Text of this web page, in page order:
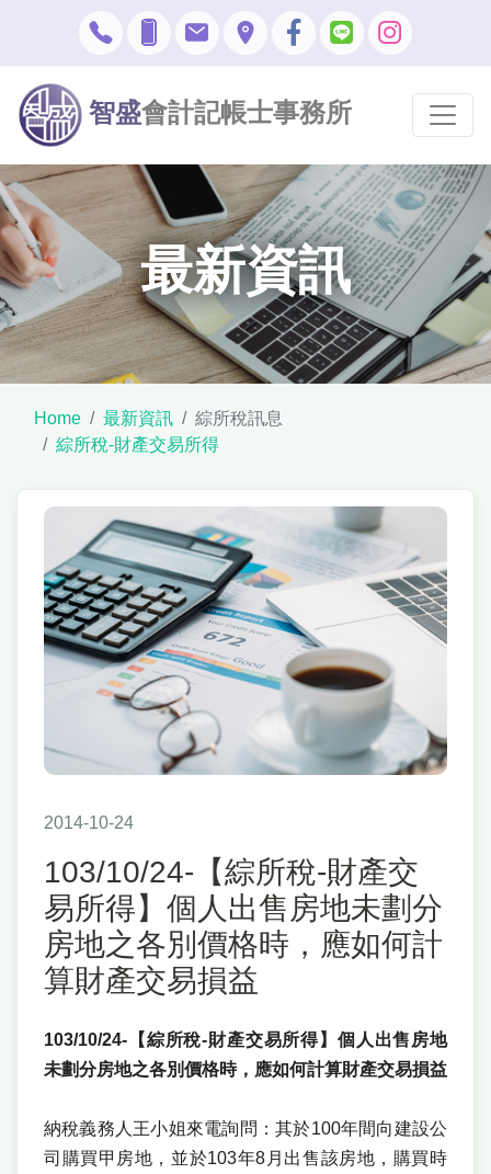
智盛會計記帳士事務所
最新資訊
Home 最新資訊
綜所稅訊息
綜所稅-財產交易所得
2014-10-24
103/10/24-【綜所稅-財產交
易所得】個人出售房地未劃分
房地之各別價格時，應如何計
算財產交易損益
103/10/24-【綜所稅-財產交易所得】個人出售房地
未劃分房地之各別價格時，應如何計算財產交易損益
納稅義務人王小姐來電詢問：其於100年間向建設公
司購買甲房地，並於103年8月出售該房地，購買時